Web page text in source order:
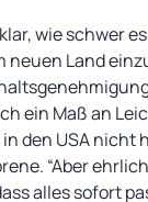
wie schwer
neuen Land
ein Maß an
den USA nicht
“Aber
alles sofort